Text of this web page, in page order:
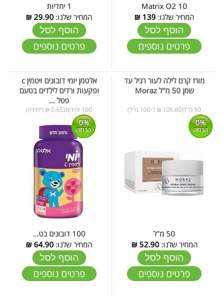
Matrix O2 10
המחיר שלנו: 139
₪
הוסף לסל
פרטים נוספים
1 יחדיות
המחיר שלנו: 29.90
₪
הוסף לסל
פרטים נוספים
מורז קרם לילה לעור רגיל עד
שמן 50 מ"ל Moraz
50 מ"ל(105.80 ₪ ל-100 מ"ל)
0%
הנחה
50 מ"ל
המחיר שלנו:52.90
₪
הוסף לסל
פרטים נוספים
אלטמן יומי דובונים ויטמין c
ופקעות ורדים לילדים בטעם
פטל ...
100 יחידות(0.65 ₪ ליחידה)
0%
הנחה
100 דובונים בט...
המחיר שלנו: 64.90
₪
הוסף לסל
פרטים נוספים